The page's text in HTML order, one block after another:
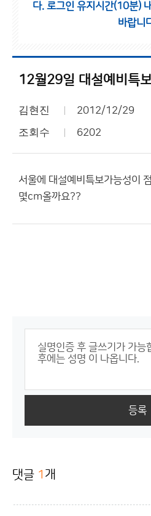
다. 로그인 유지시간(10분)
바랍니
12월29일 대설예비특
김현진 2012/12/29
조회수 6202
서울에 대설예비특보가능성이
몇cm올까요??
등록
댓글 1 개